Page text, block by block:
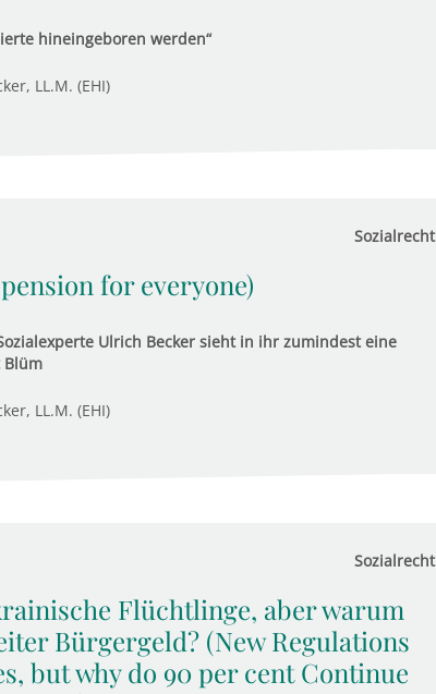
hineingeboren werden“
LL.M. (EHI)
Sozialrecht
for everyone)
Ulrich Becker sieht in ihr zumindest eine
Blüm
LL.M. (EHI)
Sozialrecht
Flüchtlinge, aber warum
Bürgergeld? (New Regulations
but why do 90 per cent Continue